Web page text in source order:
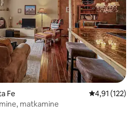
Fe Keskmine
4,91 (122)
matkamine